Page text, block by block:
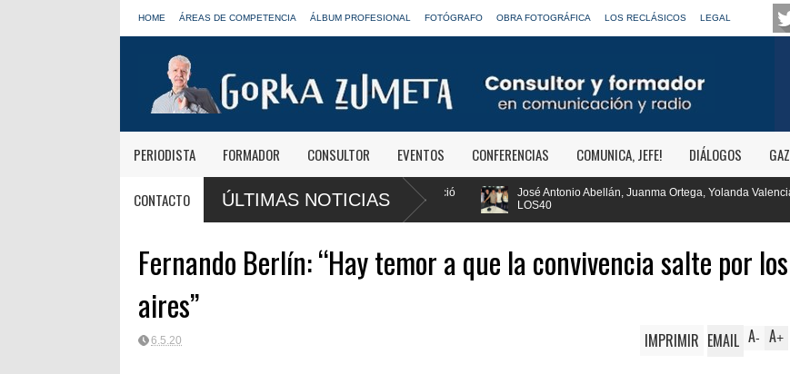
HOME ÁREAS DE COMPETENCIA ÁLBUM PROFESIONAL FOTÓGRAFO OBRA FOTOGRÁFICA LOS RECLÁSICOS LEGAL
PERIODISTA FORMADOR CONSULTOR EVENTOS CONFERENCIAS COMUNICA, JEFE! DIÁLOGOS
CONTACTO ÚLTIMAS NOTICIAS
informativas de Onda Cero: "El viaje mereció
José Antonio Abellán, Juanma Ortega, Yolanda Valencia y Frank Blanco regresan a
LOS40
Fernando Berlín: “Hay temor a que la convivencia salte por los
aires”
6.5.20 A+
A-
IMPRIMIR EMAIL